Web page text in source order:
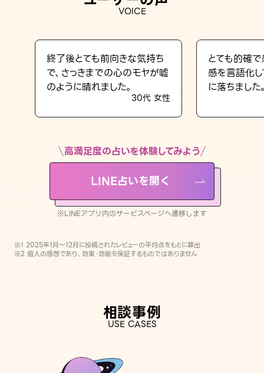
LINE占いを開く
※LINEアプリ内のサービスページへ遷移します
VOICE
終了後とても前向きな気持ち
で、さっきまでの心のモヤが嘘
のように晴れました。
30代 女性
とても的確
感を言語化
に落ちました
高満足度の占いを体験してみよう
LINE占いを開く
※LINEアプリ内のサービスページへ遷移します
※1 2025年1月〜12月に投稿されたレビューの平均点をもとに算出
※2 個人の感想であり、効果・効能を保証するものではありません
相談事例
USE CASES